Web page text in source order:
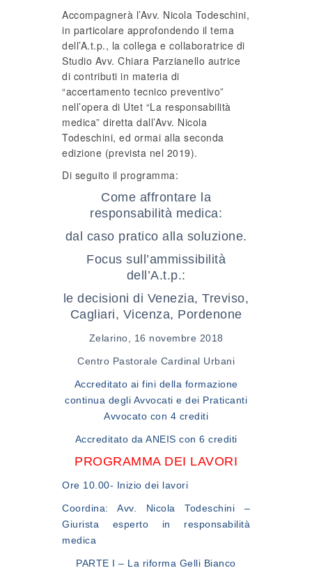
Accompagnerà l’Avv. Nicola Todeschini,
in particolare approfondendo il tema
dell’A.t.p., la collega e collaboratrice di
Studio Avv. Chiara Parzianello autrice
di contributi in materia di
“accertamento tecnico preventivo”
nell’opera di Utet “La responsabilità
medica” diretta dall’Avv. Nicola
Todeschini, ed ormai alla seconda
edizione (prevista nel 2019).
Di seguito il programma:
Come affrontare la
responsabilità medica:
dal caso pratico alla soluzione.
Focus sull’ammissibilità
dell’A.t.p.:
le decisioni di Venezia, Treviso,
Cagliari, Vicenza, Pordenone
Zelarino, 16 novembre 2018
Centro Pastorale Cardinal Urbani
Accreditato ai fini della formazione
continua degli Avvocati e dei Praticanti
Avvocato con 4 crediti
Accreditato da ANEIS con 6 crediti
PROGRAMMA DEI LAVORI
Ore 10.00- Inizio dei lavori
Coordina: Avv. Nicola Todeschini –
Giurista esperto in responsabilità
medica
PARTE I – La riforma Gelli Bianco